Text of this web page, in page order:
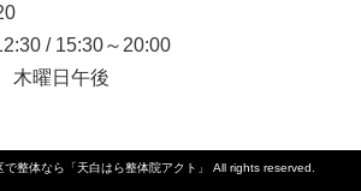
/ 15:30～20:00
木曜日午後
で整体なら「天白はら整体院アクト」 All rights reserved.